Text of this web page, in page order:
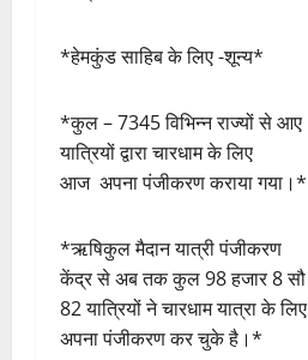
*हेमकुंड साहिब के लिए -शून्य*
*कुल – 7345 विभिन्न राज्यों से आए
यात्रियों द्वारा चारधाम के लिए
आज अपना पंजीकरण कराया गया।*
*ऋषिकुल मैदान यात्री पंजीकरण
केंद्र से अब तक कुल 98 हजार 8 सौ
82 यात्रियों ने चारधाम यात्रा के लिए
अपना पंजीकरण कर चुके है।*